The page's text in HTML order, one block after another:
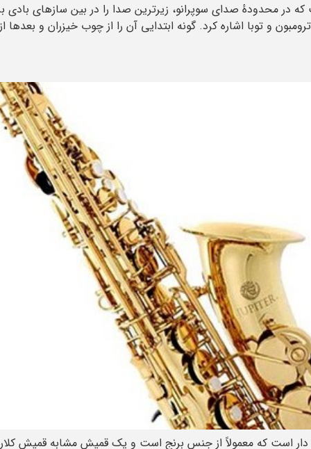
در محدودهٔ صدای سوپرانو، زیرترین صدا را در بین سازهای بادی
و توبا اشاره کرد. گونه ابتدایی آن را از چوب خیزران و بعدها
است که معمولاً از جنس برنج است و یک قمیش مشابه قمیش